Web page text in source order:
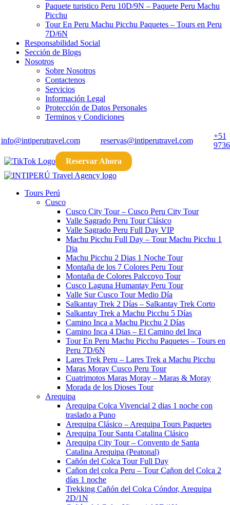
Paquete turistico Peru 10D/9N – Paquete Peru Machu
Picchu
Tour En Peru Machu Picchu Paquetes – Tours en Peru
7D/6N
Responsabilidad Social
Sección de Blogs
Nosotros
Sobre Nosotros
Contactenos
Servicios
Información Legal
Protección de Datos Personales
Terminos y Condiciones
info@intiperutravel.com reservas@intiperutravel.com
+51
Reservar Ahora
Tours Perú
Cusco
Cusco City Tour​ – Cusco Peru City Tour​
Valle Sagrado Peru Tour Clásico
Valle Sagrado Peru Full Day VIP
Machu Picchu Full Day – Tour Machu Picchu 1
Dia
Machu Picchu 2 Dias 1 Noche​ Tour
Montaña de los 7 Colores Peru​ Tour
Montaña de Colores Palccoyo​ Tour
Cusco Laguna Humantay Peru Tour
Valle Sur Cusco Tour​ Medio Día
Salkantay Trek 2 Días – Salkantay Trek Corto
Salkantay Trek a Machu Picchu 5 Días
Camino Inca a Machu Picchu 2 Días
Camino Inca 4 Dias – El Camino del Inca​
Tour En Peru Machu Picchu Paquetes – Tours en
Peru 7D/6N
Lares Trek Peru – Lares Trek a Machu Picchu​
Maras Moray Cusco Peru Tour
Cuatrimotos Maras Moray – Maras & Moray
Morada de los Dioses Tour
Arequipa
Arequipa Colca Vivencial 2 dias 1 noche con
traslado a Puno
Arequipa Clásico – Arequipa Tours Paquetes​
Arequipa Tour Santa Catalina Clásico
Arequipa City Tour – Convento de Santa
Catalina Arequipa (Peatonal)
Cañón del Colca Tour Full Day
Cañon del colca Peru – Tour Cañon del Colca 2
días 1 noche
Trekking Cañón del Colca Cóndor, Arequipa
2D/1N